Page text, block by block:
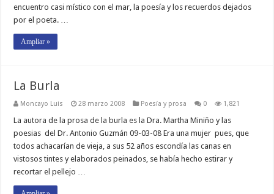
encuentro casi místico con el mar, la poesía y los recuerdos dejados
por el poeta. …
Ampliar »
La Burla
Moncayo Luis 28 marzo 2008 Poesí­a y prosa 0 1,821
La autora de la prosa de la burla es la Dra. Martha Miniño y las
poesias del Dr. Antonio Guzmán 09-03-08 Era una mujer pues, que
todos achacarían de vieja, a sus 52 años escondía las canas en
vistosos tintes y elaborados peinados, se había hecho estirar y
recortar el pellejo …